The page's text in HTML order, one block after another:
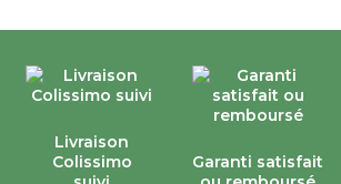
Livraison
Colissimo
Garanti satisfait